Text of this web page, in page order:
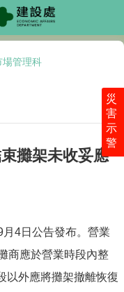
災
害
示
警
場管理科
攤架未收妥應
4日公告發布。營業
商應於營業時段內整
以外應將攤架撤離恢復